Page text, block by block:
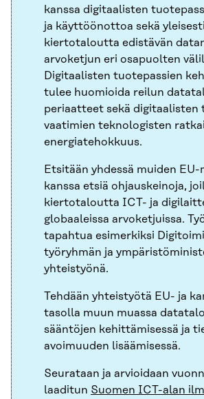
kanssa digitaalisten
ja käyttöönottoa sekä yleisesti
kiertotaloutta edistävän
arvoketjun eri osapuolten
Digitaalisten tuotepassien
tulee huomioida reilun
periaatteet sekä digitaalisten
vaatimien teknologisten
energiatehokkuus.
Etsitään yhdessä muiden EU-
kanssa etsiä ohjauskeinoja,
kiertotaloutta ICT- ja
globaaleissa arvoketjuissa.
tapahtua esimerkiksi
työryhmän ja
yhteistyönä.
Tehdään yhteistyötä EU- ja
tasolla muun muassa
sääntöjen kehittämisessä ja
avoimuuden lisäämisessä.
Seurataan ja arvioidaan
laaditun Suomen ICT-alan